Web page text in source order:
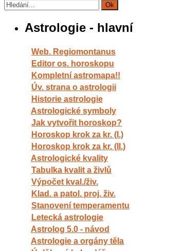
Astrologie - hlavní
Web. Regiomontanus
Editor os. horoskopu
Kompletní astromapa!!
Úv. strana o astrologii
Historie astrologie
Astrologické symboly
Jak vytvořit horoskop?
Horoskop krok za kr. (I.)
Horoskop krok za kr. (II.)
Astrologické kvality
Tabulka kvalit a živlů
Výpočet kval./živ.
Klad. a patol. proj. živ.
Stanovení temperamentu
Letecká astrologie
Astrolog 5.0 - návod
Astrologie a orgány těla